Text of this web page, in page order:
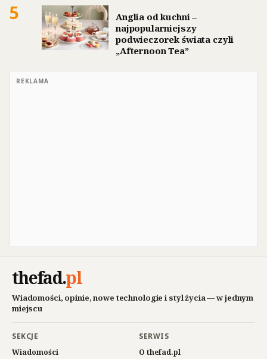
5
Anglia od kuchni –
najpopularniejszy
podwieczorek świata czyli
„Afternoon Tea”
REKLAMA
thefad.pl
Wiadomości, opinie, nowe technologie i styl życia — w jednym
miejscu
SEKCJE
Wiadomości
SERWIS
O thefad.pl